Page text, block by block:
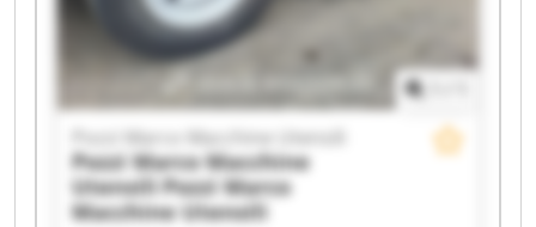
Macchine Utensili
Pozzi Marco Macchine Utensili
Pozzi Marco Macchine
Utensili Pozzi Marco
Macchine Utensili